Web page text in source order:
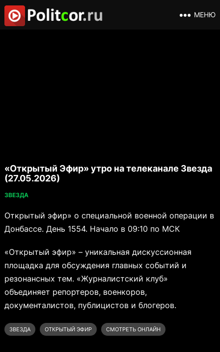
МЕНЮ
«Открытый Эфир» утро на телеканале Звезда
(27.05.2026)
ЗВЕЗДА
Открытый эфир» о специальной военной операции в
Донбассе. День 1554. Начало в 09:10 по МСК
«Открытый эфир» – уникальная дискуссионная
площадка для обсуждения главных событий и
резонансных тем. «Журналистский клуб»
объединяет репортеров, военкоров,
документалистов, публицистов и блогеров.
ЗВЕЗДА ОТКРЫТЫЙ ЭФИР СМОТРЕТЬ ОНЛАЙН